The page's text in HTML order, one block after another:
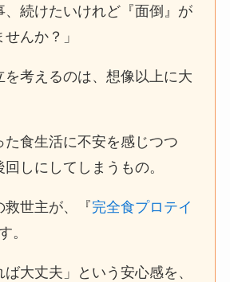
、続けたいけれど『面倒』が
んか？」
を考えるのは、想像以上に大
た食生活に不安を感じつつ
しにしてしまうもの。
救世主が、『完全食プロテイ
。
ば大丈夫」という安心感を、